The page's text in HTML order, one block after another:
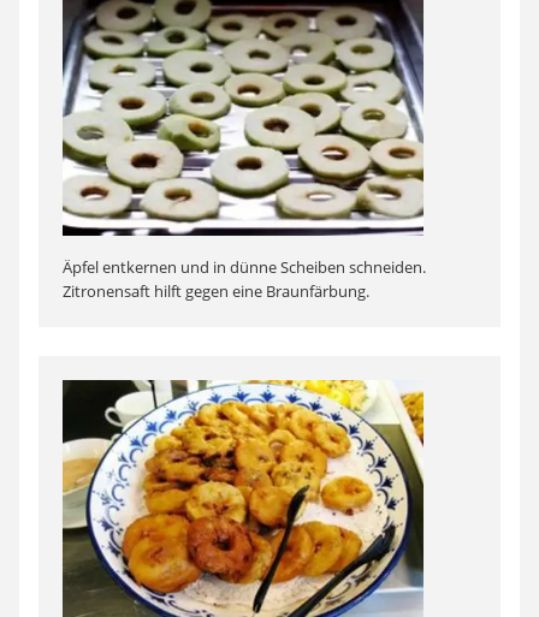
Äpfel entkernen und in dünne Scheiben schneiden.
Zitronensaft hilft gegen eine Braunfärbung.